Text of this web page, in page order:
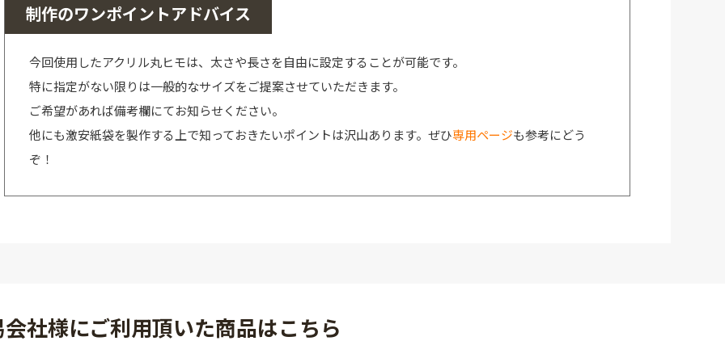
制作のワンポイントアドバイス
今回使用したアクリル丸ヒモは、太さや長さを自由に設定することが可能です。
特に指定がない限りは一般的なサイズをご提案させていただきます。
ご希望があれば備考欄にてお知らせください。
他にも激安紙袋を製作する上で知っておきたいポイントは沢山あります。ぜひ専用ページも参考にどう
ぞ！
社様にご利用頂いた商品はこちら